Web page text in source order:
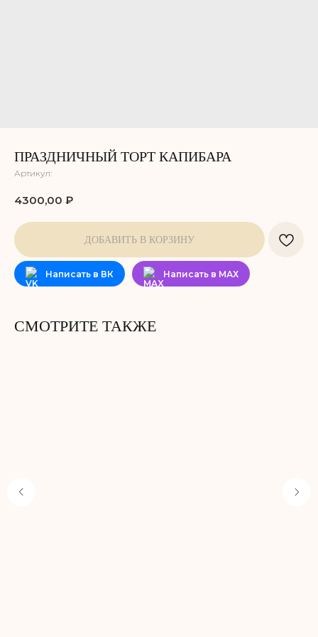
ПРАЗДНИЧНЫЙ ТОРТ КАПИБАРА
Артикул:
4300,00 ₽
ДОБАВИТЬ В КОРЗИНУ
Написать в ВК Написать в МАХ
СМОТРИТЕ ТАКЖЕ